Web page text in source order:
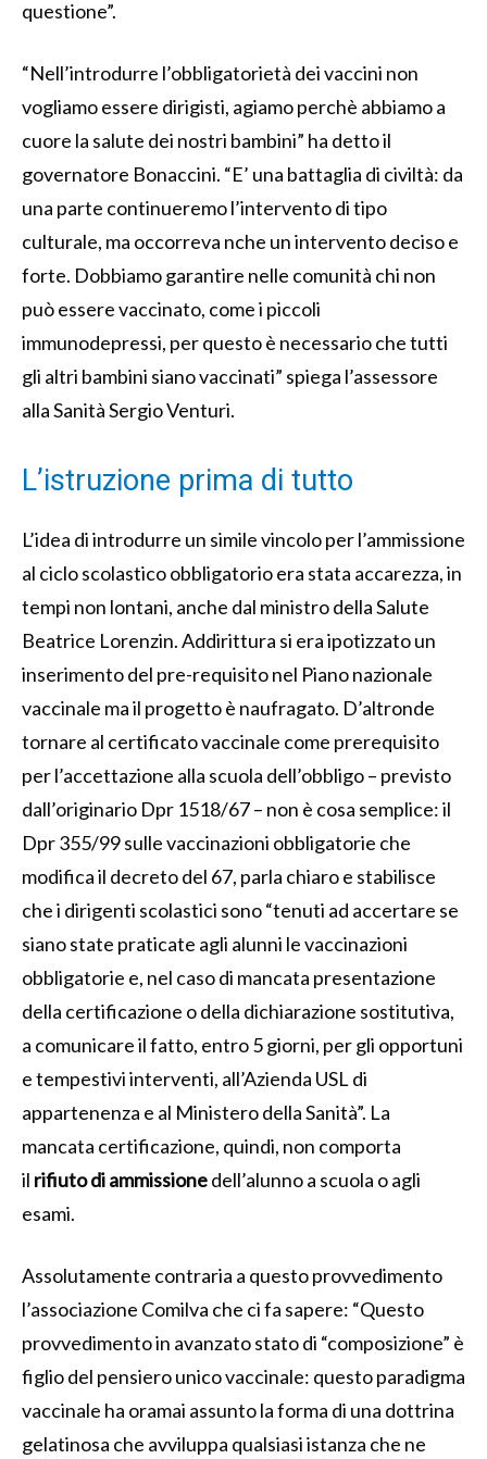
questione”.
“Nell’introdurre l’obbligatorietà dei vaccini non
vogliamo essere dirigisti, agiamo perchè abbiamo a
cuore la salute dei nostri bambini” ha detto il
governatore Bonaccini. “E’ una battaglia di civiltà: da
una parte continueremo l’intervento di tipo
culturale, ma occorreva nche un intervento deciso e
forte. Dobbiamo garantire nelle comunità chi non
può essere vaccinato, come i piccoli
immunodepressi, per questo è necessario che tutti
gli altri bambini siano vaccinati” spiega l’assessore
alla Sanità Sergio Venturi.
L’istruzione prima di tutto
L’idea di introdurre un simile vincolo per l’ammissione
al ciclo scolastico obbligatorio era stata accarezza, in
tempi non lontani, anche dal ministro della Salute
Beatrice Lorenzin. Addirittura si era ipotizzato un
inserimento del pre-requisito nel Piano nazionale
vaccinale ma il progetto è naufragato. D’altronde
tornare al certificato vaccinale come prerequisito
per l’accettazione alla scuola dell’obbligo – previsto
dall’originario Dpr 1518/67 – non è cosa semplice: il
Dpr 355/99 sulle vaccinazioni obbligatorie che
modifica il decreto del 67, parla chiaro e stabilisce
che i dirigenti scolastici sono “tenuti ad accertare se
siano state praticate agli alunni le vaccinazioni
obbligatorie e, nel caso di mancata presentazione
della certificazione o della dichiarazione sostitutiva,
a comunicare il fatto, entro 5 giorni, per gli opportuni
e tempestivi interventi, all’Azienda USL di
appartenenza e al Ministero della Sanità”. La
mancata certificazione, quindi, non comporta
il rifiuto di ammissionedell’alunno a scuola o agli
esami.
Assolutamente contraria a questo provvedimento
l’associazione Comilva che ci fa sapere: “Questo
provvedimento in avanzato stato di “composizione” è
figlio del pensiero unico vaccinale: questo paradigma
vaccinale ha oramai assunto la forma di una dottrina
gelatinosa che avviluppa qualsiasi istanza che ne